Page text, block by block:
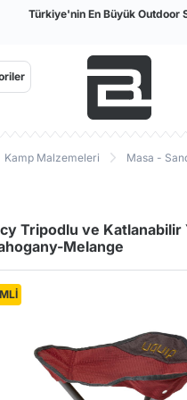
Türkiye'nin En Büyük Outdoor
Kamp Malzemeleri Masa -
Tripodlu ve
Melange